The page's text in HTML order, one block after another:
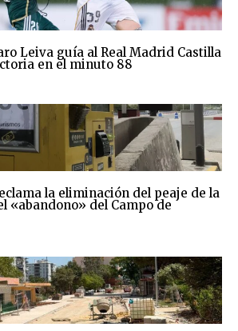
Leiva guía al Real Madrid Castilla
en el minuto 88
la eliminación del peaje de la
«abandono» del Campo de